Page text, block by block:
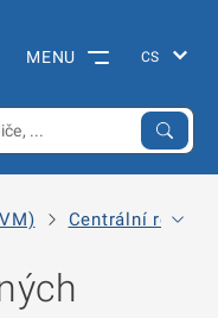
MENU
Centrální registr